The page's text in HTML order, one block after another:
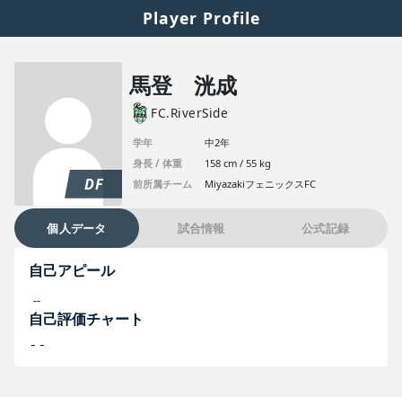
Player Profile
DF
馬登 洸成
FC.RiverSide
学年
中2年
身長 / 体重
158 cm / 55 kg
前所属チーム
MiyazakiフェニックスFC
個人データ 試合情報 公式記録
自己アピール
--
自己評価チャート
--